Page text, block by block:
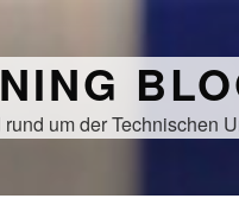
um der Technischen